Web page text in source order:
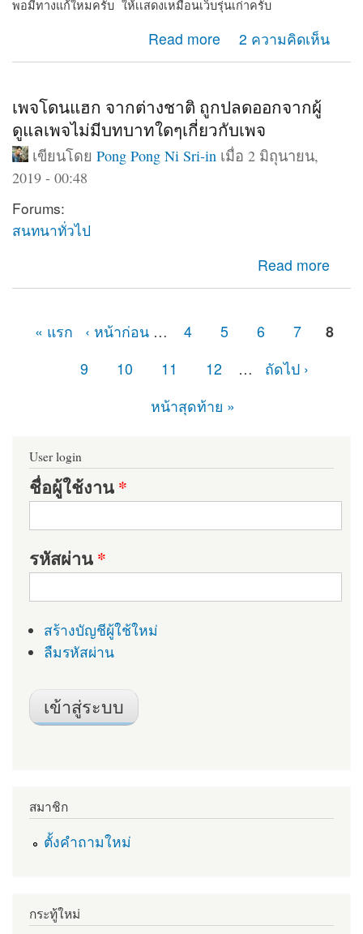
พอมีทางแก้ใหมครับ ให้เเสดงเหมือนเว็บรุ่นเก่าครับ
Read more
about Web shows on computer only 2 ความคิดเห็น
เพจโดนแฮก จากต่างชาติ ถูกปลดออกจากผู้
ดูแลเพจไม่มีบทบาทใดๆเกี่ยวกับเพจ
เขียนโดย Pong Pong Ni Sri-in เมื่อ 2 มิถุนายน,
2019 - 00:48
Forums:
สนทนาทั่วไป
Read more
about เพจโดนแฮก จากต่างชาติ ถูกปลดออกจากผู้ดูแลเพจ
ไม่มีบทบาทใดๆเกี่ยวกับเพจ
« แรก ‹ หน้าก่อน … 4 5 6 7
8
9
10 11 12 …
ถัดไป ›
หน้าสุดท้าย »
User login
ชื่อผู้ใช้งาน*
รหัสผ่าน*
สร้างบัญชีผู้ใช้ใหม่
ลืมรหัสผ่าน
สมาชิก
ตั้งคำถามใหม่
กระทู้ใหม่